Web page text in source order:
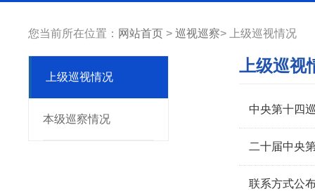
您当前所在位置： 网站首页 > 巡视巡察> 上级巡视情况
上级巡视情况
本级巡察情况
上级巡视
中央第十四
二十届中央
联系方式公